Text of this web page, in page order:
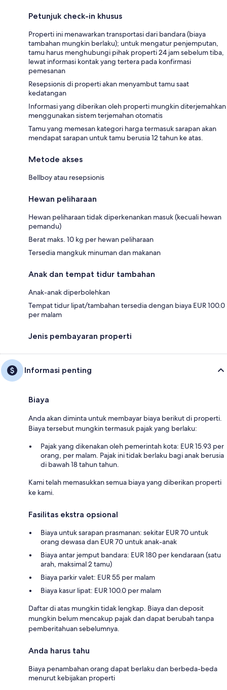
Petunjuk check-in khusus
Properti ini menawarkan transportasi dari bandara (biaya
tambahan mungkin berlaku); untuk mengatur penjemputan,
tamu harus menghubungi pihak properti 24 jam sebelum tiba,
lewat informasi kontak yang tertera pada konfirmasi
pemesanan
Resepsionis di properti akan menyambut tamu saat
kedatangan
Informasi yang diberikan oleh properti mungkin diterjemahkan
menggunakan sistem terjemahan otomatis
Tamu yang memesan kategori harga termasuk sarapan akan
mendapat sarapan untuk tamu berusia 12 tahun ke atas.
Metode akses
Bellboy atau resepsionis
Hewan peliharaan
Hewan peliharaan tidak diperkenankan masuk (kecuali hewan
pemandu)
Berat maks. 10 kg per hewan peliharaan
Tersedia mangkuk minuman dan makanan
Anak dan tempat tidur tambahan
Anak-anak diperbolehkan
Tempat tidur lipat/tambahan tersedia dengan biaya EUR 100.0
per malam
Jenis pembayaran properti
Informasi penting
Biaya
Anda akan diminta untuk membayar biaya berikut di properti.
Biaya tersebut mungkin termasuk pajak yang berlaku:
Pajak yang dikenakan oleh pemerintah kota: EUR 15.93 per
orang, per malam. Pajak ini tidak berlaku bagi anak berusia
di bawah 18 tahun tahun.
Kami telah memasukkan semua biaya yang diberikan properti
ke kami.
Fasilitas ekstra opsional
Biaya untuk sarapan prasmanan: sekitar EUR 70 untuk
orang dewasa dan EUR 70 untuk anak-anak
Biaya antar jemput bandara: EUR 180 per kendaraan (satu
arah, maksimal 2 tamu)
Biaya parkir valet: EUR 55 per malam
Biaya kasur lipat: EUR 100.0 per malam
Daftar di atas mungkin tidak lengkap. Biaya dan deposit
mungkin belum mencakup pajak dan dapat berubah tanpa
pemberitahuan sebelumnya.
Anda harus tahu
Biaya penambahan orang dapat berlaku dan berbeda-beda
menurut kebijakan properti